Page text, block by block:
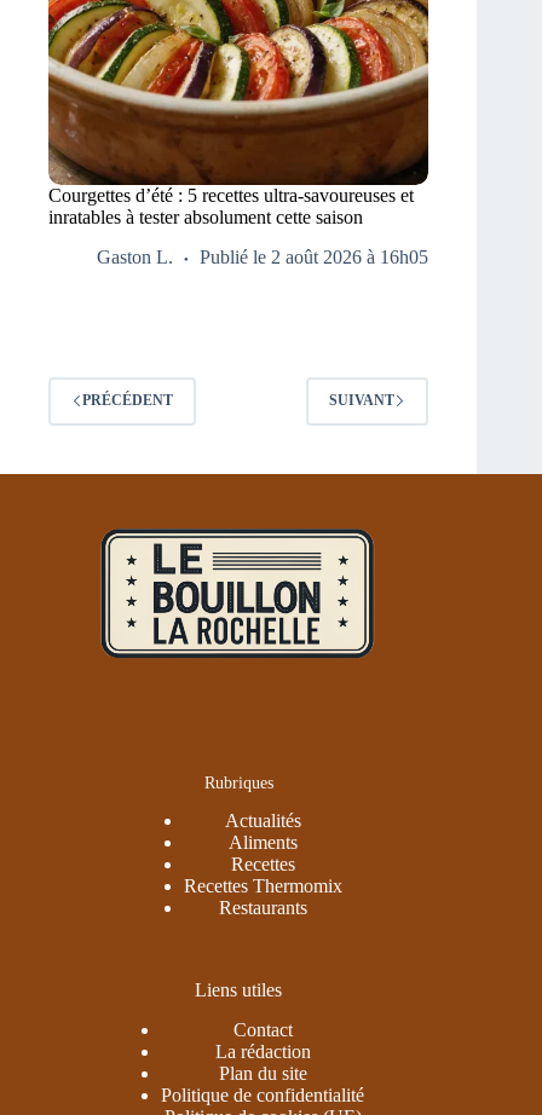
Courgettes d’été : 5 recettes ultra-savoureuses et
inratables à tester absolument cette saison
Gaston L.
Publié le 2 août 2026 à 16h05
PRÉCÉDENT SUIVANT
Rubriques
Actualités
Aliments
Recettes
Recettes Thermomix
Restaurants
Liens utiles
Contact
La rédaction
Plan du site
Politique de confidentialité